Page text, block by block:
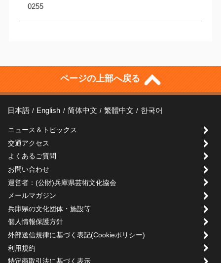
0255
ページの上部へ戻る
日本語 English 简体中文 繁體中文 한국어
ニュース＆トピックス
交通アクセス
よくあるご質問
お問い合わせ
運営者：(公財)兵庫県芸術文化協会
メールマガジン
兵庫県の文化団体・施設等
個人情報保護方針
外部送信規律に基づく表記(Cookieポリシー)
利用規約
特定商取引法に基づく表示